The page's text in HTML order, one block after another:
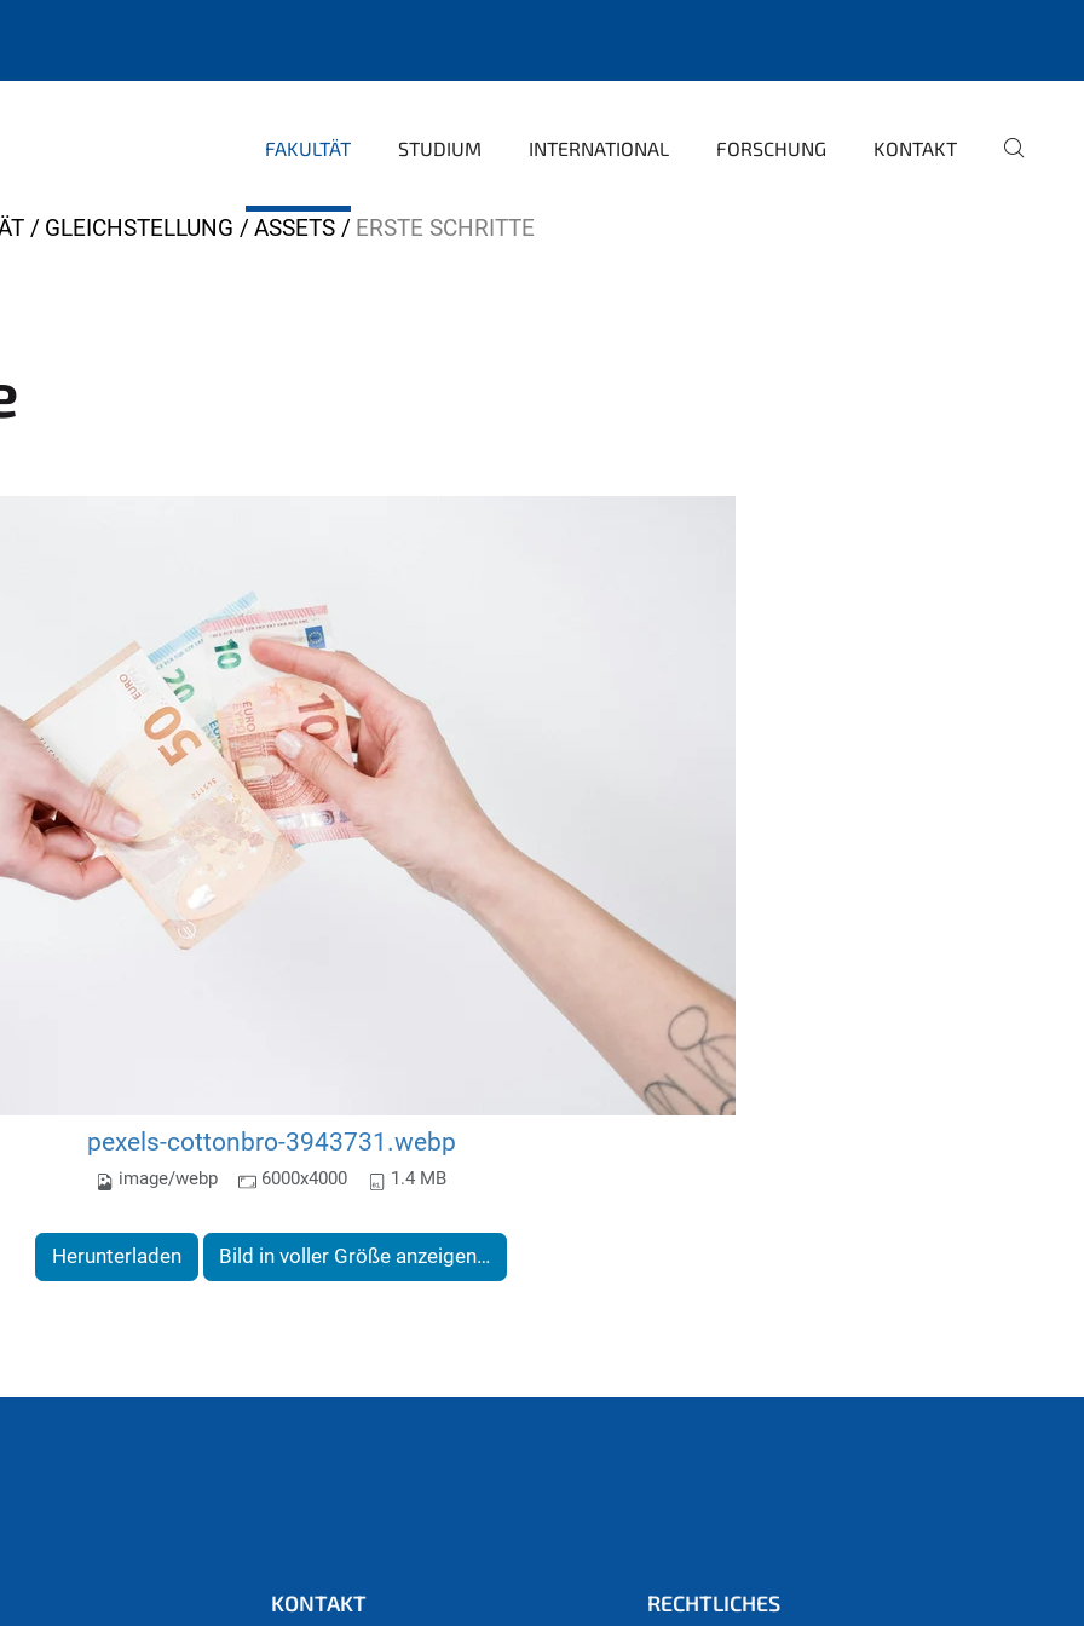
FAKULTÄT STUDIUM INTERNATIONAL FORSCHUNG KONTAKT
GLEICHSTELLUNG ASSETS ERSTE SCHRITTE
pexels-cottonbro-3943731.webp
image/webp 6000x4000 1.4 MB
Herunterladen Bild in voller Größe anzeigen…
KONTAKT RECHTLICHES